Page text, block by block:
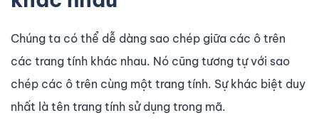
Chúng ta có thể dễ dàng sao chép giữa các ô trên
các trang tính khác nhau. Nó cũng tương tự với sao
chép các ô trên cùng một trang tính. Sự khác biệt duy
nhất là tên trang tính sử dụng trong mã.